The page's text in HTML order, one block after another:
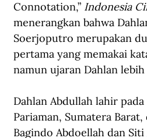
Connotation,” Indonesia
menerangkan bahwa
Soerjoputro merupakan
pertama yang memakai
namun ujaran Dahlan
Dahlan Abdullah lahir pada
Pariaman, Sumatera Barat,
Bagindo Abdoellah dan